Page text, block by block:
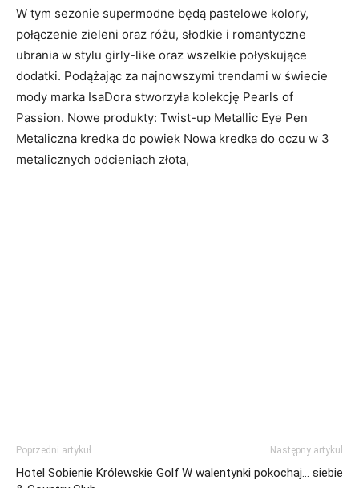
W tym sezonie supermodne będą pastelowe kolory,
połączenie zieleni oraz różu, słodkie i romantyczne
ubrania w stylu girly-like oraz wszelkie połyskujące
dodatki. Podążając za najnowszymi trendami w świecie
mody marka IsaDora stworzyła kolekcję Pearls of
Passion. Nowe produkty: Twist-up Metallic Eye Pen
Metaliczna kredka do powiek Nowa kredka do oczu w 3
metalicznych odcieniach złota,
Poprzedni artykuł
Hotel Sobienie Królewskie Golf
Następny artykuł
W walentynki pokochaj… siebie